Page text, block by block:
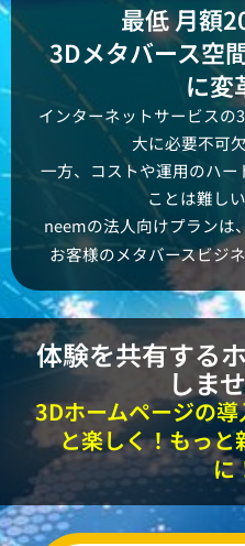
最低 月額
3Dメタバース空
に変
インターネットサービスの
大に必要不可
一方、コストや運用のハ
ことは難し
neemの法人向けプランは
お客様のメタバースビジ
体験を共有する
しま
3Dホームページの
と楽しく！もっと
に